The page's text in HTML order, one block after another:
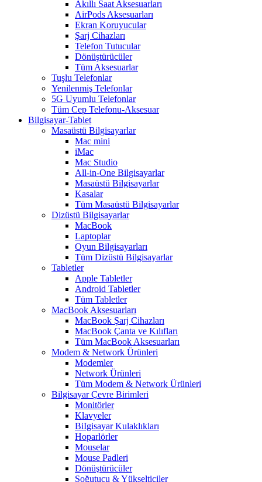
Akıllı Saat Aksesuarları
AirPods Aksesuarları
Ekran Koruyucular
Şarj Cihazları
Telefon Tutucular
Dönüştürücüler
Tüm Aksesuarlar
Tuşlu Telefonlar
Yenilenmiş Telefonlar
5G Uyumlu Telefonlar
Tüm Cep Telefonu-Aksesuar
Bilgisayar-Tablet
Masaüstü Bilgisayarlar
Mac mini
iMac
Mac Studio
All-in-One Bilgisayarlar
Masaüstü Bilgisayarlar
Kasalar
Tüm Masaüstü Bilgisayarlar
Dizüstü Bilgisayarlar
MacBook
Laptoplar
Oyun Bilgisayarları
Tüm Dizüstü Bilgisayarlar
Tabletler
Apple Tabletler
Android Tabletler
Tüm Tabletler
MacBook Aksesuarları
MacBook Şarj Cihazları
MacBook Çanta ve Kılıfları
Tüm MacBook Aksesuarları
Modem & Network Ürünleri
Modemler
Network Ürünleri
Tüm Modem & Network Ürünleri
Bilgisayar Çevre Birimleri
Monitörler
Klavyeler
BiIgisayar Kulaklıkları
Hoparlörler
Mouselar
Mouse Padleri
Dönüştürücüler
Soğutucu & Yükselticiler